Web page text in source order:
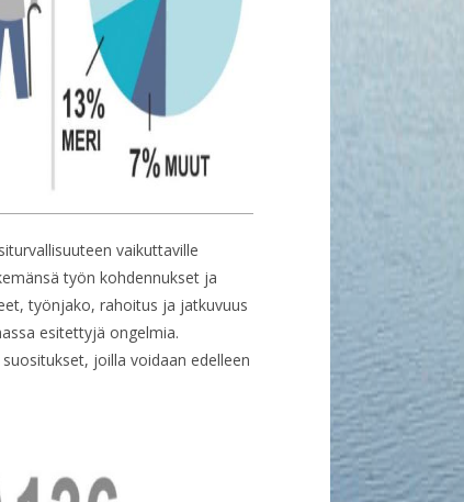
vaikuttaville
työn kohdennukset ja
työnjako, rahoitus ja jatkuvuus
esitettyjä ongelmia.
joilla voidaan edelleen